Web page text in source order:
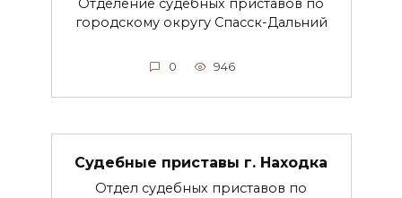
Отделение судебных приставов по
городскому округу Спасск-Дальний
0 946
Судебные приставы г. Находка
Отдел судебных приставов по